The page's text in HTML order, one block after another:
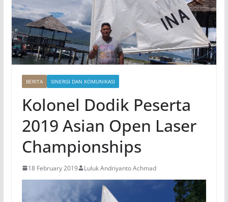
BERITA SINERGI DAN KOMUNIKASI
Kolonel Dodik Peserta
2019 Asian Open Laser
Championships
18 February 2019 Luluk Andriyanto Achmad